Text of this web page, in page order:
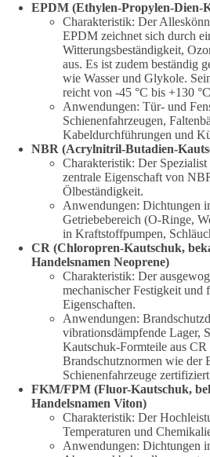
EPDM (Ethylen-Propylen-Dien-
Charakteristik: Der
EPDM zeichnet sich durch
Witterungsbeständigkeit,
aus. Es ist zudem beständig
wie Wasser und Glykole.
reicht von -45 °C bis +130
Anwendungen: Tür- und
Schienenfahrzeugen,
Kabeldurchführungen und
NBR (Acrylnitril-Butadien-
Charakteristik: Der
zentrale Eigenschaft von
Ölbeständigkeit.
Anwendungen: Dichtungen
Getriebebereich (O-Ringe,
in Kraftstoffpumpen,
CR (Chloropren-Kautschuk,
Handelsnamen Neoprene)
Charakteristik: Der
mechanischer Festigkeit und
Eigenschaften.
Anwendungen:
vibrationsdämpfende Lager,
Kautschuk-Formteile aus CR
Brandschutznormen wie der
Schienenfahrzeuge
FKM/FPM (Fluor-Kautschuk,
Handelsnamen Viton)
Charakteristik: Der
Temperaturen und
Anwendungen: Dichtungen